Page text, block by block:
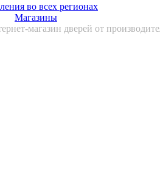
во всех регионах
Магазины
магазин дверей от